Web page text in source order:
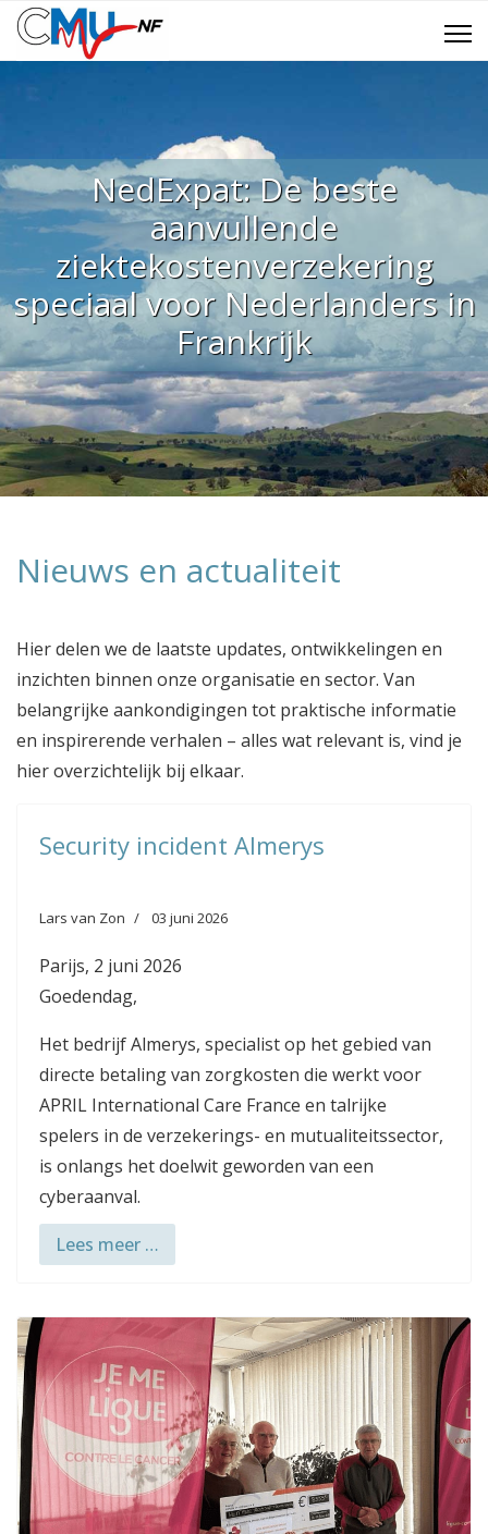
NedExpat: De beste
aanvullende
ziektekostenverzekering
speciaal voor Nederlanders in
Frankrijk
Nieuws en actualiteit
Hier delen we de laatste updates, ontwikkelingen en
inzichten binnen onze organisatie en sector. Van
belangrijke aankondigingen tot praktische informatie
en inspirerende verhalen – alles wat relevant is, vind je
hier overzichtelijk bij elkaar.
Security incident Almerys
Lars van Zon 03 juni 2026
Parijs, 2 juni 2026
Goedendag,
Het bedrijf Almerys, specialist op het gebied van
directe betaling van zorgkosten die werkt voor
APRIL International Care France en talrijke
spelers in de verzekerings- en mutualiteitssector,
is onlangs het doelwit geworden van een
cyberaanval.
Lees meer …